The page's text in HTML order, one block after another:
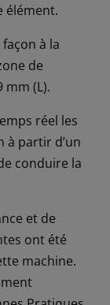
élément.
à la
de
mm (L).
réel les
à partir d’un
conduire la
et de
ont été
machine.